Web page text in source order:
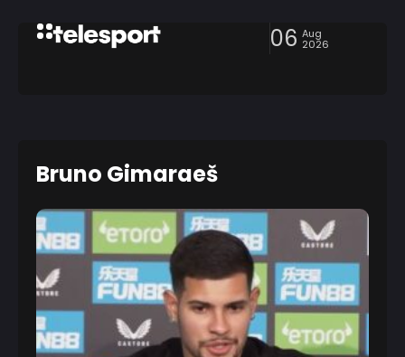
06 Aug
2026
Bruno Gimaraeš